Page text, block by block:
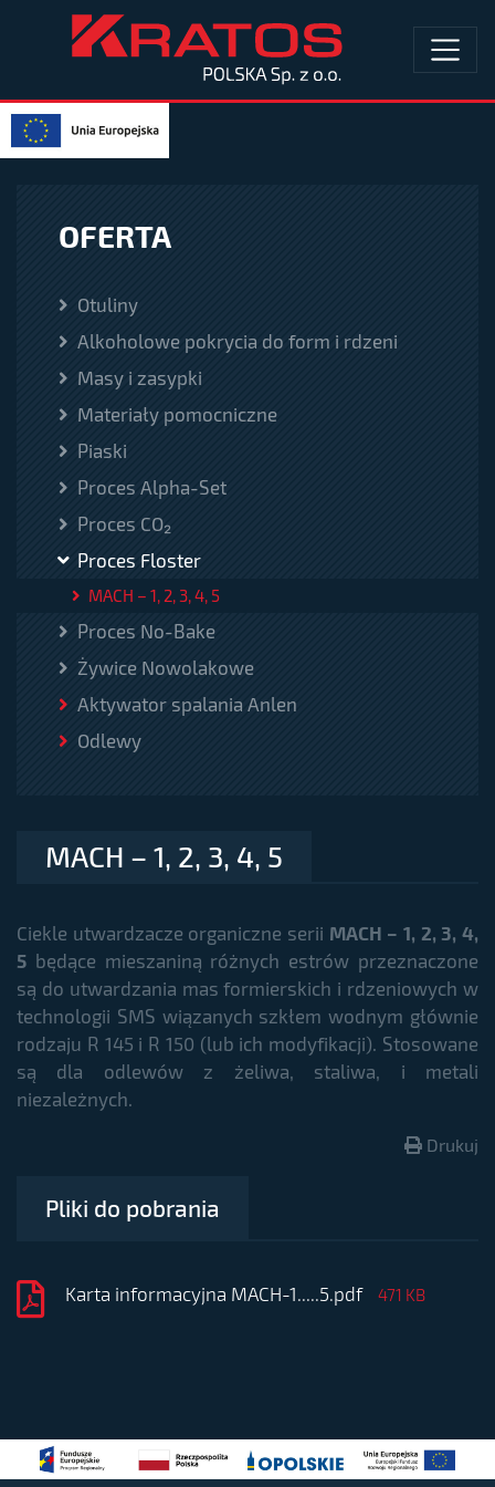
OFERTA
Otuliny
Alkoholowe pokrycia do form i rdzeni
Masy i zasypki
Materiały pomocniczne
Piaski
Proces Alpha-Set
Proces CO₂
Proces Floster
MACH – 1, 2, 3, 4, 5
Proces No-Bake
Żywice Nowolakowe
Aktywator spalania Anlen
Odlewy
MACH – 1, 2, 3, 4, 5
Ciekle utwardzacze organiczne serii MACH – 1, 2, 3, 4,
5 będące mieszaniną różnych estrów przeznaczone
są do utwardzania mas formierskich i rdzeniowych w
technologii SMS wiązanych szkłem wodnym głównie
rodzaju R 145 i R 150 (lub ich modyfikacji). Stosowane
są dla odlewów z żeliwa, staliwa, i metali
niezależnych.
Drukuj
Pliki do pobrania
Karta informacyjna MACH-1.....5.pdf 471 KB